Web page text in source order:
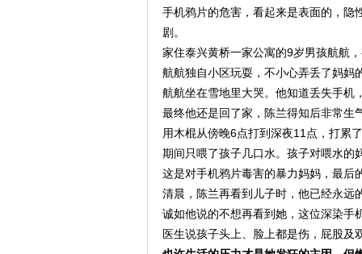
手机鸦片的危害，看起来是表面的，隐
剧。
家住泰兴黄桥一家公寓的9岁男孩航航
航航独自小区玩耍，不小心弄丢了妈妈
航航坐在雪地里大哭。他知道丢失手机
最终他还是回了家，陈兰得知后非常生
用木棍从傍晚6点打到深夜11点，打累
期间只喂了孩子几口水。孩子对喂水的
这是对手机鸦片毒害的暴力妈妈，最后
清晨，陈兰再看到儿子时，他已经永远
诚如他说的不想再看到她，这位深染手
医生说孩子头上、脸上都是伤，屁股